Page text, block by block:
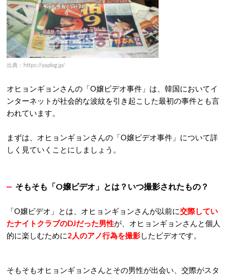
出典：https://yaplog.jp/
オヒョンギョンさんの「O嬢ビデオ事件」は、韓国においてイ
ンターネットが社会的な波紋を引き起こした最初の事件とも言
われています。
まずは、オヒョンギョンさんの「O嬢ビデオ事件」について詳
しく見ていくことにしましょう。
そもそも「O嬢ビデオ」とは？いつ撮影されたもの？
「O嬢ビデオ」とは、オヒョンギョンさんが以前に交際してい
たナイトクラブのDJだった男性が、オヒョンギョンさんと個人
的に楽しむために2人のアノ行為を撮影したビデオです。
そもそもオヒョンギョンさんとその男性が出会い、交際がスタ